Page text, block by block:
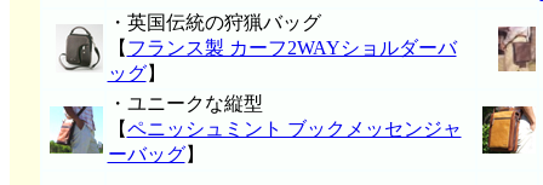
・英国伝統の狩猟バッグ
【 フランス製 カーフ2WAYショルダーバ
ッグ】
・ユニークな縦型
【ペニッシュミント ブックメッセンジャ
ーバッグ】